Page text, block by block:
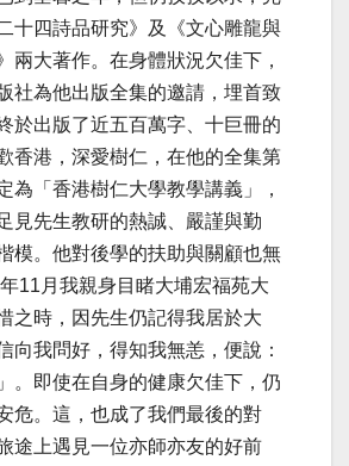
十四詩品研究》及《文心雕龍與
兩大著作。在身體狀況欠佳下，
社為他出版全集的邀請，埋首致
於出版了近五百萬字、十巨冊的
香港，深愛樹仁，在他的全集第
為「香港樹仁大學教學講義」，
見先生教研的熱誠、嚴謹與勤
模。他對後學的扶助與關顧也無
11月我親身目睹大埔宏福苑大
之時，因先生仍記得我居於大
向我問好，得知我無恙，便說：
。即使在自身的健康欠佳下，仍
危。這，也成了我們最後的對
途上遇見一位亦師亦友的好前